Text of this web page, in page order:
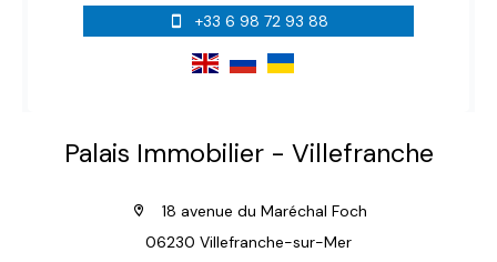
+33 6 98 72 93 88
Palais Immobilier - Villefranche
18 avenue du Maréchal Foch
06230 Villefranche-sur-Mer